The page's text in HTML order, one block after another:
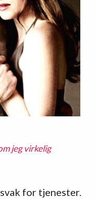
jeg virkelig
for tjenester.